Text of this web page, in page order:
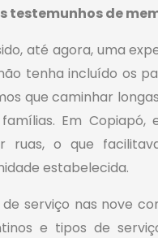
de
até agora, uma
tenha incluído os
que caminhar
Em
ruas, o que
estabelecida.
serviço nas nove
e tipos de